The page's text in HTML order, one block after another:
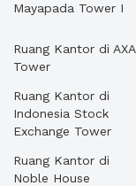
Mayapada Tower I
Ruang Kantor di AXA
Tower
Ruang Kantor di
Indonesia Stock
Exchange Tower
Ruang Kantor di
Noble House